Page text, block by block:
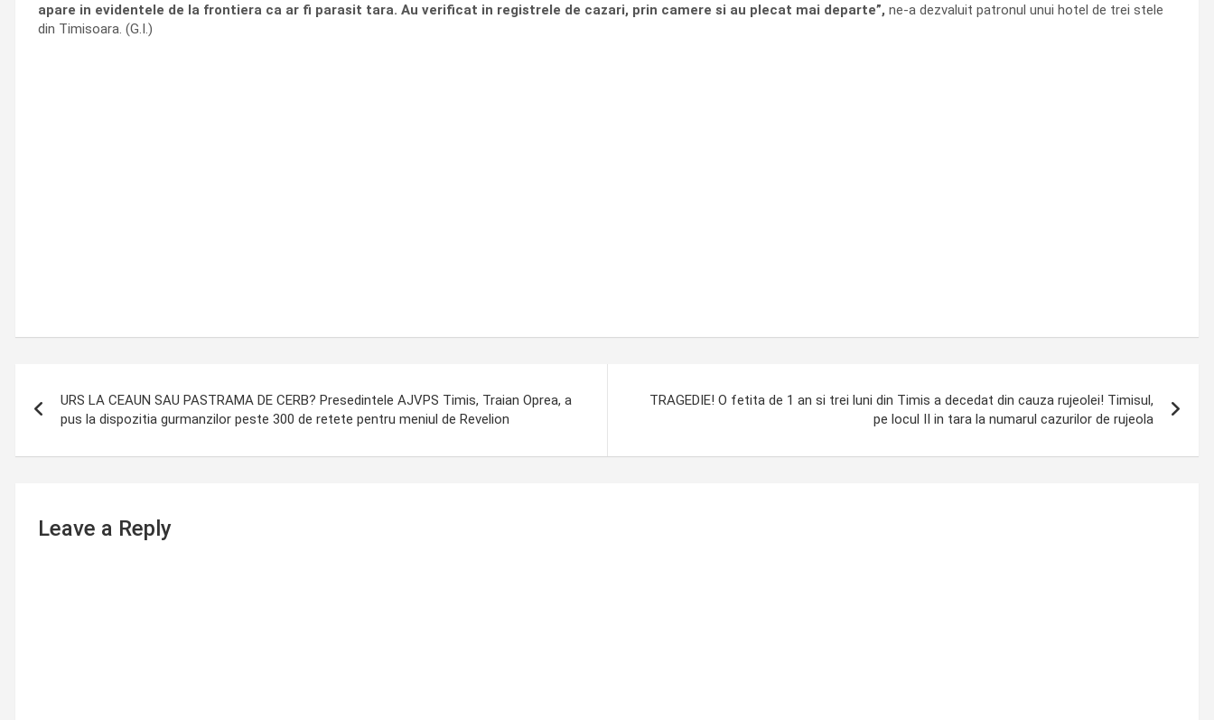
apare in evidentele de la frontiera ca ar fi parasit tara. Au verificat in registrele de cazari, prin camere si au plecat mai departe”, ne-a dezvaluit patronul unui hotel de trei stele
din Timisoara. (G.I.)
navigation
URS LA CEAUN SAU PASTRAMA DE CERB? Presedintele AJVPS Timis, Traian Oprea, a
pus la dispozitia gurmanzilor peste 300 de retete pentru meniul de Revelion
TRAGEDIE! O fetita de 1 an si trei luni din Timis a decedat din cauza rujeolei! Timisul,
pe locul II in tara la numarul cazurilor de rujeola
Leave a Reply